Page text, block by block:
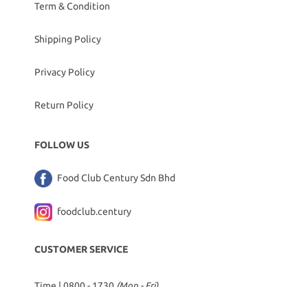
Term & Condition
Shipping Policy
Privacy Policy
Return Policy
FOLLOW US
Food Club Century Sdn Bhd
foodclub.century
CUSTOMER SERVICE